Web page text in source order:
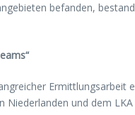
befanden,
und dem